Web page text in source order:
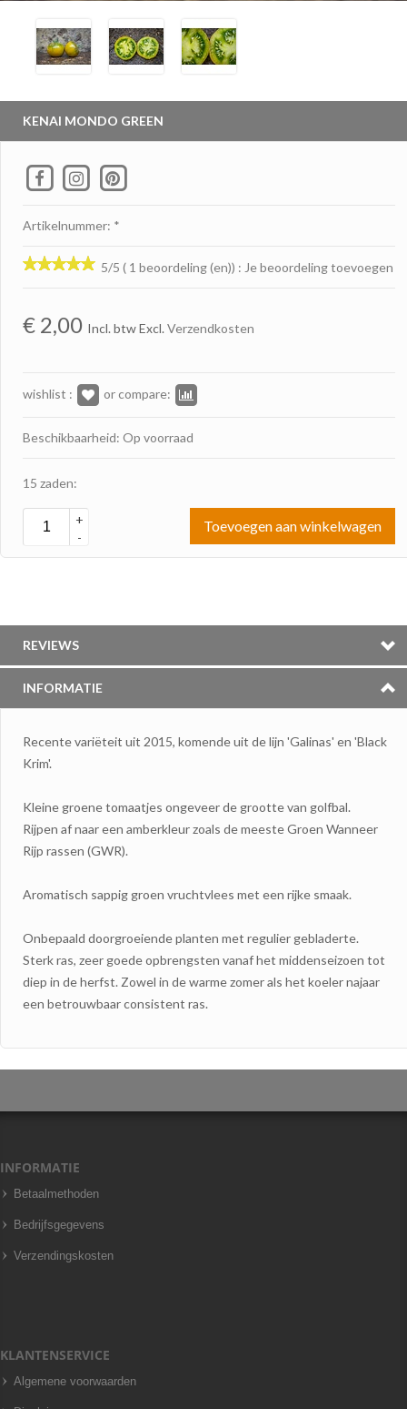
KENAI MONDO GREEN
Artikelnummer: *
5/5 ( 1 beoordeling (en)) : Je beoordeling toevoegen
€ 2,00 Incl. btw Excl. Verzendkosten
wishlist : or compare:
Beschikbaarheid: Op voorraad
15 zaden:
+
-
Toevoegen aan winkelwagen
REVIEWS
INFORMATIE
Recente variëteit uit 2015, komende uit de lijn 'Galinas' en 'Black
Krim'.
Kleine groene tomaatjes ongeveer de grootte van golfbal.
Rijpen af naar een amberkleur zoals de meeste Groen Wanneer
Rijp rassen (GWR).
Aromatisch sappig groen vruchtvlees met een rijke smaak.
Onbepaald doorgroeiende planten met regulier gebladerte.
Sterk ras, zeer goede opbrengsten vanaf het middenseizoen tot
diep in de herfst. Zowel in de warme zomer als het koeler najaar
een betrouwbaar consistent ras.
INFORMATIE
Betaalmethoden
Bedrijfsgegevens
Verzendingskosten
KLANTENSERVICE
Algemene voorwaarden